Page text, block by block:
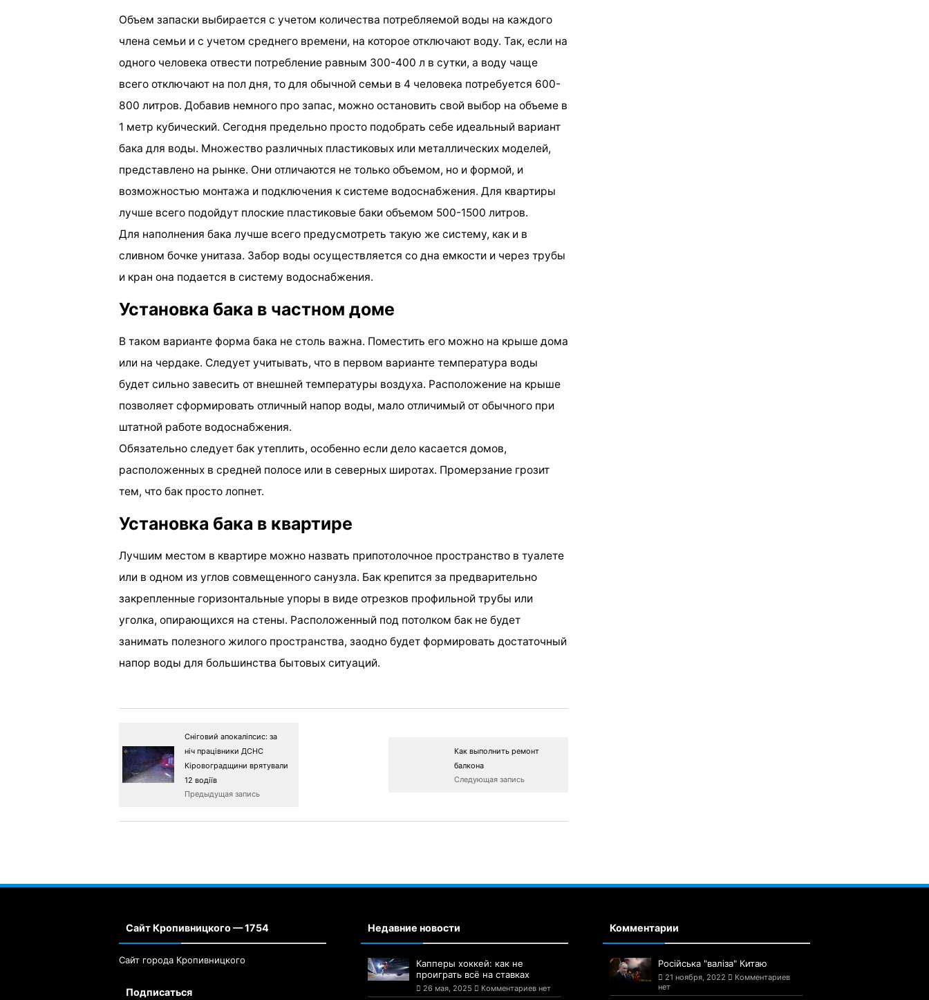
Объем запаски выбирается с учетом количества потребляемой воды на каждого
члена семьи и с учетом среднего времени, на которое отключают воду. Так, если на
одного человека отвести потребление равным 300-400 л в сутки, а воду чаще
всего отключают на пол дня, то для обычной семьи в 4 человека потребуется 600-
800 литров. Добавив немного про запас, можно остановить свой выбор на объеме в
1 метр кубический. Сегодня предельно просто подобрать себе идеальный вариант
бака для воды. Множество различных пластиковых или металлических моделей,
представлено на рынке. Они отличаются не только объемом, но и формой, и
возможностью монтажа и подключения к системе водоснабжения. Для квартиры
лучше всего подойдут плоские пластиковые баки объемом 500-1500 литров.
Для наполнения бака лучше всего предусмотреть такую же систему, как и в
сливном бочке унитаза. Забор воды осуществляется со дна емкости и через трубы
и кран она подается в систему водоснабжения.
Установка бака в частном доме
В таком варианте форма бака не столь важна. Поместить его можно на крыше дома
или на чердаке. Следует учитывать, что в первом варианте температура воды
будет сильно завесить от внешней температуры воздуха. Расположение на крыше
позволяет сформировать отличный напор воды, мало отличимый от обычного при
штатной работе водоснабжения.
Обязательно следует бак утеплить, особенно если дело касается домов,
расположенных в средней полосе или в северных широтах. Промерзание грозит
тем, что бак просто лопнет.
Установка бака в квартире
Лучшим местом в квартире можно назвать припотолочное пространство в туалете
или в одном из углов совмещенного санузла. Бак крепится за предварительно
закрепленные горизонтальные упоры в виде отрезков профильной трубы или
уголка, опирающихся на стены. Расположенный под потолком бак не будет
занимать полезного жилого пространства, заодно будет формировать достаточный
напор воды для большинства бытовых ситуаций.
Сніговий апокаліпсис: за
ніч працівники ДСНС
Кіровоградщини врятували
12 водіїв
Предыдущая запись
Как выполнить ремонт
балкона
Следующая запись
Сайт Кропивницкого — 1754
Сайт города Кропивницкого
Подписаться
Недавние новости
Капперы хоккей: как не
проиграть всё на ставках
26 мая, 2025 Комментариев нет
Комментарии
Російська "валіза" Китаю
21 ноября, 2022
Комментариев
нет